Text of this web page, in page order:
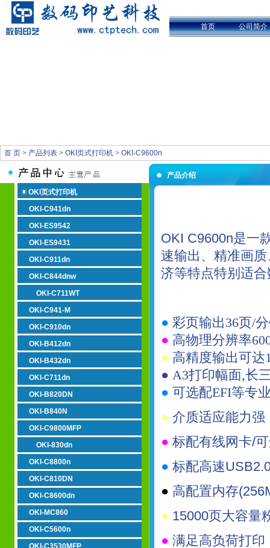
首页 公司简介
首 页 > 产品列表 > OKI页式打印机 > OKI-C9600n
OKI页式打印机
OKI-C941dn
OKI-ES9542
OKI-ES9431
OKI-C911dn
OKI-C844dnw
OKI-C711WT
OKI-C941-M
OKI-C910dn
OKI-B412dn
OKI-B432dn
OKI-C711dn
OKI-B820DN
OKI-B840N
OKI-C9800MFP
OKI-830dn
OKI-C8800n
OKI-C810DN
OKI-C8600dn
OKI-MC860
OKI-C5600n
OKI-C3530MFP
产品介绍
OKI C9600n是一
速输出、精准画
济等特点特别适
● 彩页输出36页/
● 高物理分辨率
● 高精度输出可达
● A3打印幅面,长
● 可选配EFI等专
● 介质适应能力强
● 标配有线网卡/
● 标配高速
● 高配置内存
● 15000页大容量
● 满足高负荷打印